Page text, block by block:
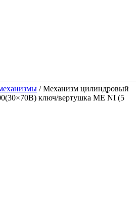
/ Механизм цилиндровый
ключ/вертушка ME NI (5